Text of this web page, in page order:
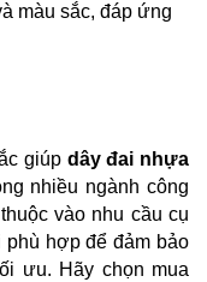
màu sắc, đáp ứng
giúp dây đai nhựa
nhiều ngành công
vào nhu cầu cụ
hợp để đảm bảo
ưu. Hãy chọn mua